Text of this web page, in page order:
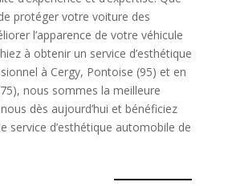
protéger votre voiture des
l’apparence de votre véhicule
à obtenir un service d’esthétique
à Cergy, Pontoise (95) et en
nous sommes la meilleure
dès aujourd’hui et bénéficiez
service d’esthétique automobile de